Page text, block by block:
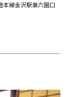
本線金沢駅兼六園口